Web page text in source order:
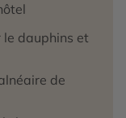
dauphins et
de